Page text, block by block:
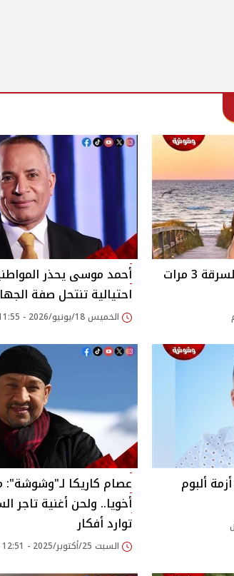
أمل رزق تكشف تعرضها للسرقة 3 مرات
أحمد موسى يحذر
احتيالية تنتحل صفة
الخميس 18/يونيو/2026 - 11:55 ص
ألبوم
عصام كاريكا لـ"وشوشة":
أخويا.. ولحن أغنية تاجر
توارد أفكار
السبت 25/أكتوبر/2025 - 12:51 م